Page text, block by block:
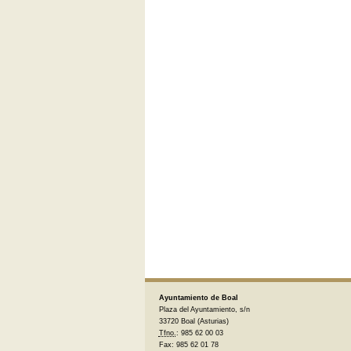
Ayuntamiento de Boal
Plaza del Ayuntamiento, s/n
33720 Boal (Asturias)
Tfno.: 985 62 00 03
Fax: 985 62 01 78